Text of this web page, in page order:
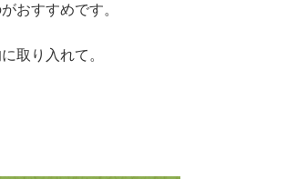
おすすめです。
取り入れて。